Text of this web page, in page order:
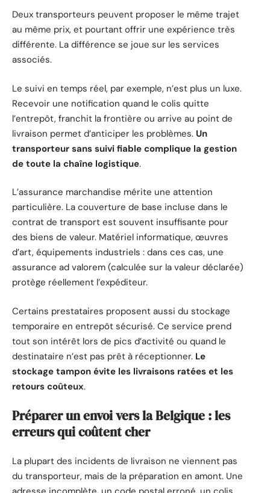
Deux transporteurs peuvent proposer le même trajet
au même prix, et pourtant offrir une expérience très
différente. La différence se joue sur les services
associés.
Le suivi en temps réel, par exemple, n’est plus un luxe.
Recevoir une notification quand le colis quitte
l’entrepôt, franchit la frontière ou arrive au point de
livraison permet d’anticiper les problèmes. Un
transporteur sans suivi fiable complique la gestion
de toute la chaîne logistique.
L’assurance marchandise mérite une attention
particulière. La couverture de base incluse dans le
contrat de transport est souvent insuffisante pour
des biens de valeur. Matériel informatique, œuvres
d’art, équipements industriels : dans ces cas, une
assurance ad valorem (calculée sur la valeur déclarée)
protège réellement l’expéditeur.
Certains prestataires proposent aussi du stockage
temporaire en entrepôt sécurisé. Ce service prend
tout son intérêt lors de pics d’activité ou quand le
destinataire n’est pas prêt à réceptionner. Le
stockage tampon évite les livraisons ratées et les
retours coûteux.
Préparer un envoi vers la Belgique : les
erreurs qui coûtent cher
La plupart des incidents de livraison ne viennent pas
du transporteur, mais de la préparation en amont. Une